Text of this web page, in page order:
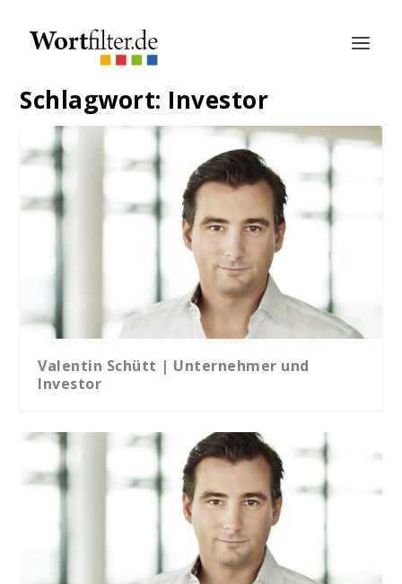
Schlagwort: Investor
Valentin Schütt | Unternehmer und
Investor